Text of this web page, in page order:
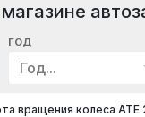
ГОД
Год...
вращения колеса ATE